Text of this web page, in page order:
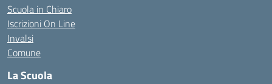
Scuola in Chiaro
Iscrizioni On Line
Invalsi
Comune
La Scuola